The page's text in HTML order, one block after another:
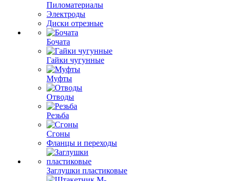
Пиломатериалы
Электроды
Диски отрезные
Бочата
Гайки чугунные
Муфты
Отводы
Резьба
Сгоны
Фланцы и переходы
Заглушки пластиковые